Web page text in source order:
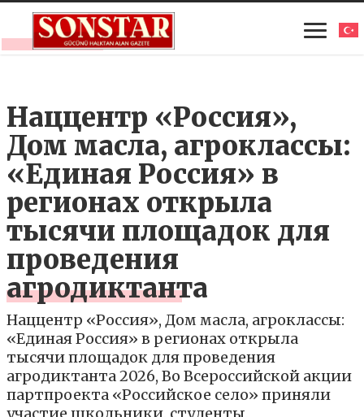
Наццентр «Россия»,
Дом масла, агроклассы:
«Единая Россия» в
регионах открыла
тысячи площадок для
проведения
агродиктанта
Наццентр «Россия», Дом масла, агроклассы:
«Единая Россия» в регионах открыла
тысячи площадок для проведения
агродиктанта 2026, Во Всероссийской акции
партпроекта «Российское село» приняли